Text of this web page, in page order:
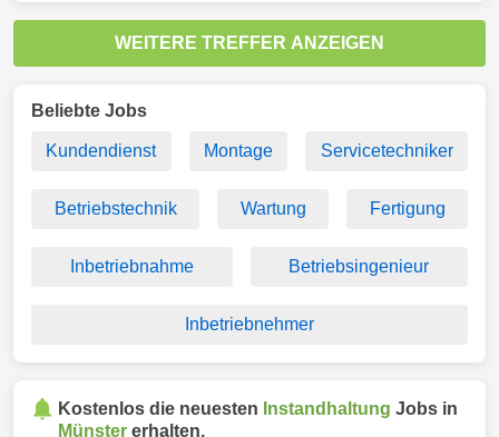
WEITERE TREFFER ANZEIGEN
Beliebte Jobs
Kundendienst Montage Servicetechniker
Betriebstechnik Wartung Fertigung
Inbetriebnahme Betriebsingenieur
Inbetriebnehmer
Kostenlos die neuesten Instandhaltung Jobs in
Münster erhalten.